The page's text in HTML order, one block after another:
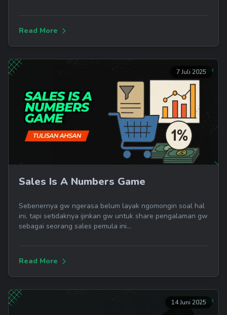
Read More
7 Juli 2025
Sales Is A Numbers Game
Sebenernya gw ngerasa belum layak ngomongin soal hal
ini, tapi setidaknya ijinkan gw untuk share pengalaman gw
sebagai seorang sales pemula ini...
Read More
14 Juni 2025